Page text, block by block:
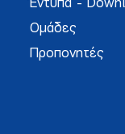
Έντυπα -
Ομάδες
Προπονητές